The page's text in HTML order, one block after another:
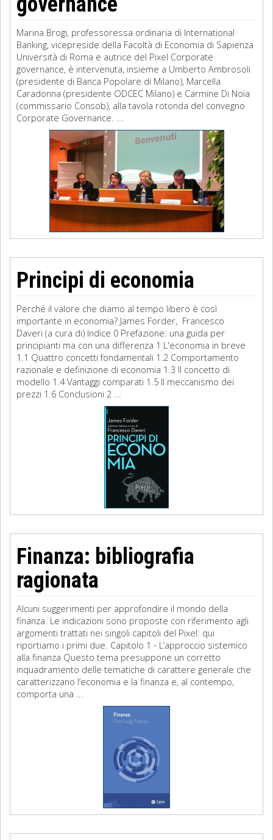
Marina Brogi, professoressa ordinaria di International
Banking, vicepreside della Facoltà di Economia di Sapienza
Università di Roma e autrice del Pixel Corporate
governance, è intervenuta, insieme a Umberto Ambrosoli
(presidente di Banca Popolare di Milano), Marcella
Caradonna (presidente ODCEC Milano) e Carmine Di Noia
(commissario Consob), alla tavola rotonda del convegno
Corporate Governance. ...
Principi di economia
Perché il valore che diamo al tempo libero è così
importante in economia? James Forder, Francesco
Daveri (a cura di) Indice 0 Prefazione: una guida per
principianti ma con una differenza 1 L'economia in breve
1.1 Quattro concetti fondamentali 1.2 Comportamento
razionale e definizione di economia 1.3 Il concetto di
modello 1.4 Vantaggi comparati 1.5 Il meccanismo dei
prezzi 1.6 Conclusioni 2 ...
Finanza: bibliografia
ragionata
Alcuni suggerimenti per approfondire il mondo della
finanza. Le indicazioni sono proposte con riferimento agli
argomenti trattati nei singoli capitoli del Pixel: qui
riportiamo i primi due. Capitolo 1 - L’approccio sistemico
alla finanza Questo tema presuppone un corretto
inquadramento delle tematiche di carattere generale che
caratterizzano l’economia e la finanza e, al contempo,
comporta una ...